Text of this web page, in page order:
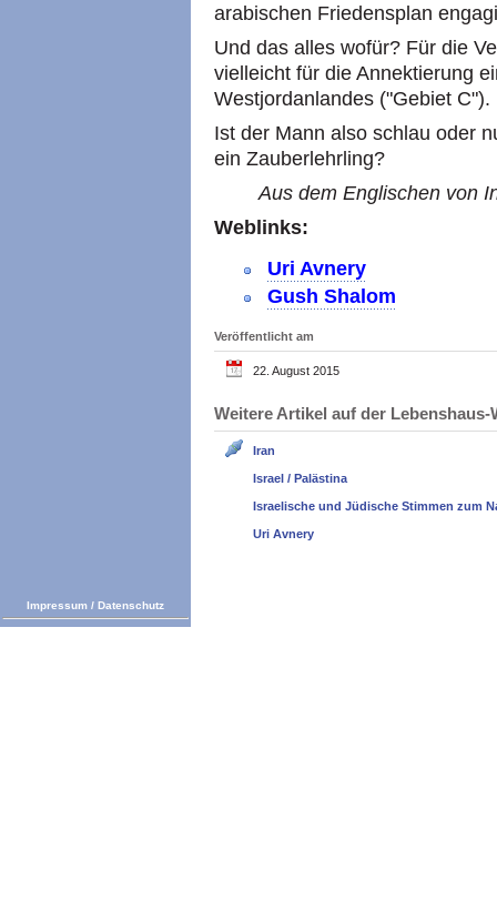
arabischen Friedensplan
Und das alles wofür? Für die
vielleicht für die Annektierung
Westjordanlandes ("Gebiet C").
Ist der Mann also schlau oder
ein Zauberlehrling?
Aus dem Englischen von
Weblinks:
Uri Avnery
Gush Shalom
Veröffentlicht am
22. August 2015
Weitere Artikel auf der
Iran
Israel / Palästina
Israelische und Jüdische Stimmen zum
Uri Avnery
Impressum / Datenschutz